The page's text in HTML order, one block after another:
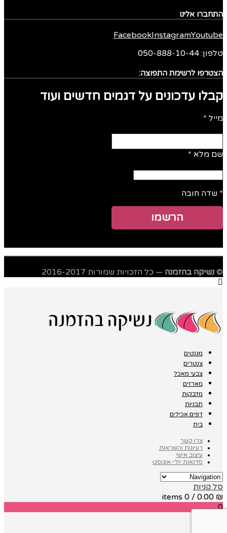
התחברו אלינו
FacebookInstagramYoutube
טלפון: 050-888-10-44
הצטרפו לרשימת התפוצה:
קבלו עדכונים על דגמים חדשים ועוד
מייל *
שם מלא *
* שדה חובה
© נשיקה בהזמנה — כל הזכויות שמורות 2016-2017
מגנטים
צנטרים
צבעי מאכל
מארזים
מדבקות
תבניות
דפים אכילים
בית
צרו קשר
רעיונות והשראות
עיצוב אישי
סדנאות יולי-אוגוסט
סל קניות
0.00 ₪
/ 0 items
0